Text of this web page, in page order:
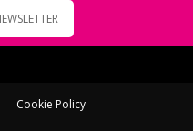
Cookie Policy